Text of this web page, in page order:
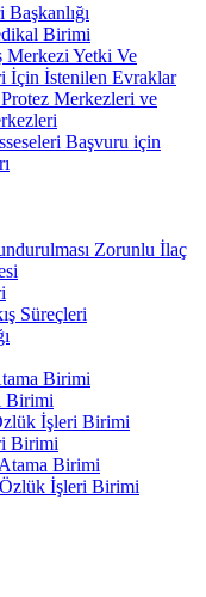
Birimi
Merkezi Yetki Ve
İçin İstenilen Evraklar
Merkezleri ve
Başvuru için
Zorunlu İlaç
Süreçleri
Birimi
Birimi
İşleri Birimi
Birimi
Birimi
Özlük İşleri Birimi